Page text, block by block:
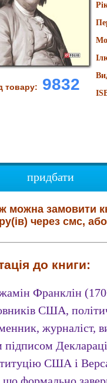
товару: 9832
придбати
можна замовити
через смс,
до книги:
Франклін
США,
журналіст,
підписом
США і